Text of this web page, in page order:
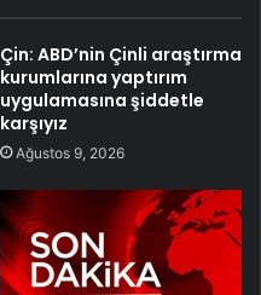
Çin: ABD’nin Çinli araştırma
kurumlarına yaptırım
uygulamasına şiddetle
karşıyız
Ağustos 9, 2026